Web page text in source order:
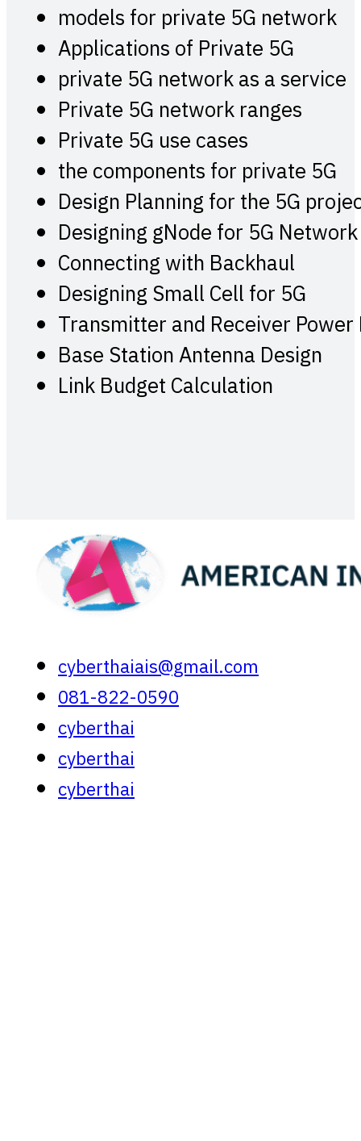
models for private 5G network
Applications of Private 5G
private 5G network as a service
Private 5G network ranges
Private 5G use cases
the components for private 5G
Design Planning for the 5G
Designing gNode for 5G Network
Connecting with Backhaul
Designing Small Cell for 5G
Transmitter and Receiver
Base Station Antenna Design
Link Budget Calculation
cyberthaiais@gmail.com
081-822-0590
cyberthai
cyberthai
cyberthai